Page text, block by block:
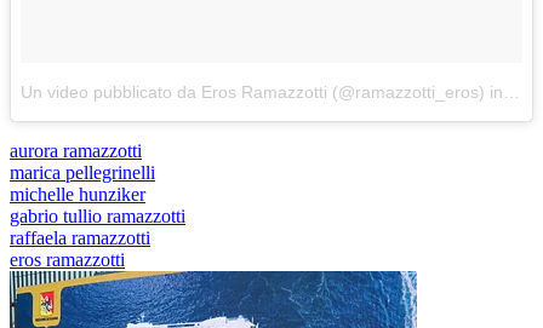
Un video pubblicato da Eros Ramazzotti (@ramazzotti_eros) in data:
aurora ramazzotti
marica pellegrinelli
michelle hunziker
gabrio tullio ramazzotti
raffaela ramazzotti
eros ramazzotti